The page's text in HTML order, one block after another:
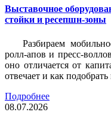
Выставочное
стойки и ресепшн-зоны
Разбираем
ролл-апов и пресс-
оно отличается от
отвечает и как
Подробнее
08.07.2026